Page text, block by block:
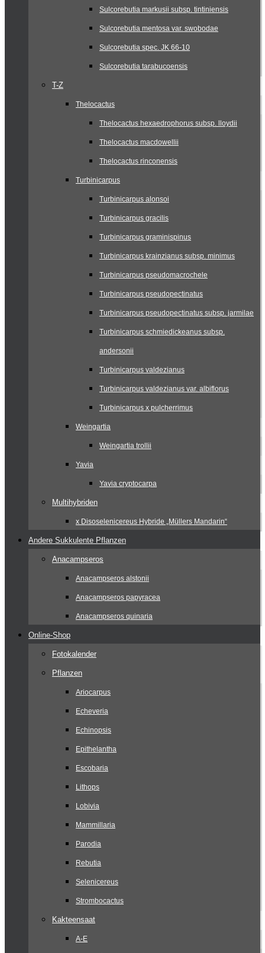
Sulcorebutia markusii subsp. tintiniensis
Sulcorebutia mentosa var. swobodae
Sulcorebutia spec. JK 66-10
Sulcorebutia tarabucoensis
T-Z
Thelocactus
Thelocactus hexaedrophorus subsp. lloydii
Thelocactus macdowellii
Thelocactus rinconensis
Turbinicarpus
Turbinicarpus alonsoi
Turbinicarpus gracilis
Turbinicarpus graminispinus
Turbinicarpus krainzianus subsp. minimus
Turbinicarpus pseudomacrochele
Turbinicarpus pseudopectinatus
Turbinicarpus pseudopectinatus subsp. jarmilae
Turbinicarpus schmiedickeanus subsp.
andersonii
Turbinicarpus valdezianus
Turbinicarpus valdezianus var. albiflorus
Turbinicarpus x pulcherrimus
Weingartia
Weingartia trollii
Yavia
Yavia cryptocarpa
Multihybriden
x Disoselenicereus Hybride „Müllers Mandarin“
Andere Sukkulente Pflanzen
Anacampseros
Anacampseros alstonii
Anacampseros papyracea
Anacampseros quinaria
Online-Shop
Fotokalender
Pflanzen
Ariocarpus
Echeveria
Echinopsis
Epithelantha
Escobaria
Lithops
Lobivia
Mammillaria
Parodia
Rebutia
Selenicereus
Strombocactus
Kakteensaat
A-E